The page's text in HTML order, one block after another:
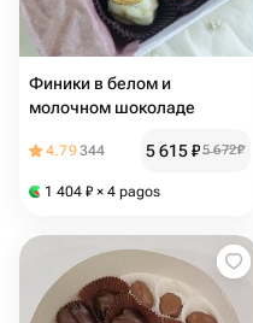
Финики в белом и
молочном шоколаде
4.79344 5 615₽5 672₽
1 404 ₽ × 4 pagos